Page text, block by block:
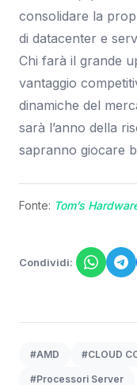
consolidare la
di datacenter e
Chi farà il grande
vantaggio
dinamiche del
sarà l’anno della
sapranno giocare
Fonte: Tom’s
Condividi:
#AMD #CLOUD
#Processori Server